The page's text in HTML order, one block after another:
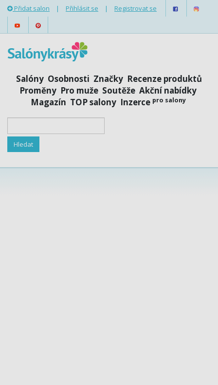
Přidat salon | Přihlásit se | Registrovat se
Salóny Osobnosti Značky Recenze produktů
Proměny Pro muže Soutěže Akční nabídky
Magazín TOP salony Inzerce pro salony